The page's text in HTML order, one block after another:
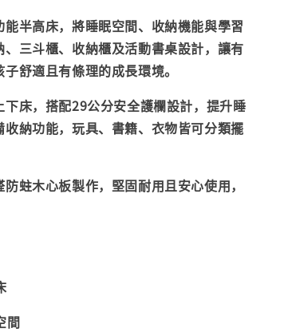
半高床，將睡眠空間、收納機能與學習
三斗櫃、收納櫃及活動書桌設計，讓有
舒適且有條理的成長環境。
床，搭配29公分安全護欄設計，提升睡
納功能，玩具、書籍、衣物皆可分類擺
蛀木心板製作，堅固耐用且安心使用，
間